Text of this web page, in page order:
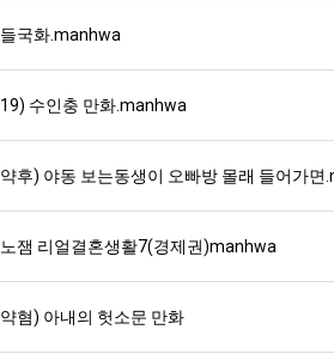
들국화.manhwa
19) 수인충 만화.manhwa
약후) 야동 보는동생이 오빠방 몰래 들어가면
노잼 리얼결혼생활7(경제권)manhwa
약혐) 아내의 헛소문 만화